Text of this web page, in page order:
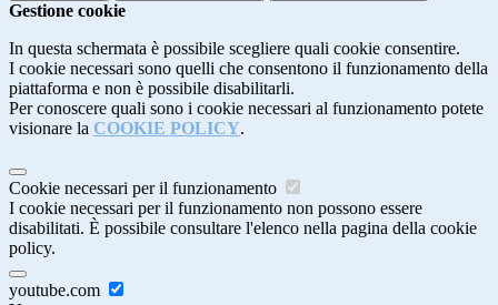
Gestione cookie
In questa schermata è possibile scegliere quali cookie consentire.
I cookie necessari sono quelli che consentono il funzionamento della
piattaforma e non è possibile disabilitarli.
Per conoscere quali sono i cookie necessari al funzionamento potete
visionare la COOKIE POLICY.
Cookie necessari per il funzionamento
I cookie necessari per il funzionamento non possono essere
disabilitati. È possibile consultare l'elenco nella pagina della cookie
policy.
youtube.com